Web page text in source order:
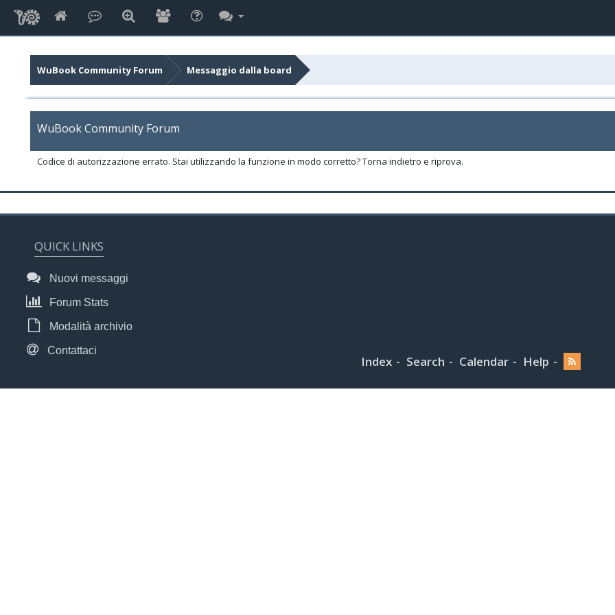
WuBook Community Forum Messaggio dalla board
WuBook Community Forum
Codice di autorizzazione errato. Stai utilizzando la funzione in modo corretto? Torna indietro e riprova.
QUICK LINKS
Nuovi messaggi
Forum Stats
Modalità archivio
Contattaci
Index Search Calendar Help